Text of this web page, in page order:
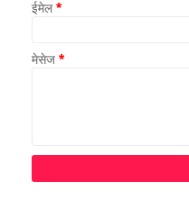
ईमेल*
मेसेज *